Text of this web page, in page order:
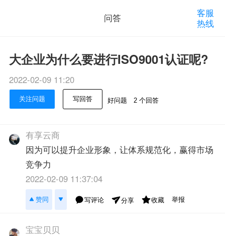
问答
客服
热线
大企业为什么要进行ISO9001认证呢?
2022-02-09 11:20
关注问题 写回答 好问题 2 个回答
有享云商
因为可以提升企业形象，让体系规范化，赢得市场
竞争力
2022-02-09 11:37:04
赞同 写评论 分享 收藏 举报
宝宝贝贝